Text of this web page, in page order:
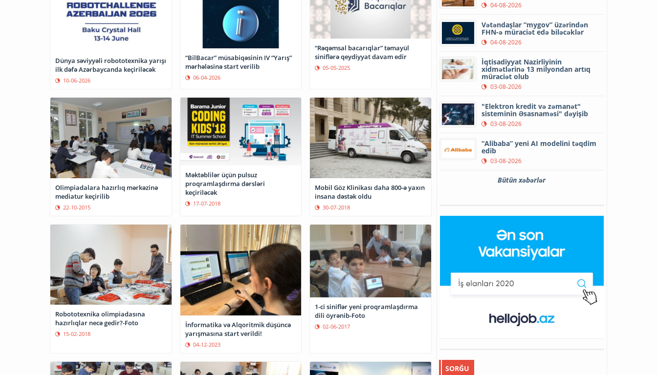
Dünya səviyyəli robototexnika yarışı
ilk dəfə Azərbaycanda keçiriləcək
10-06-2026
“BilBacar” müsabiqəsinin IV “Yarış”
mərhələsinə start verilib
06-04-2026
“Rəqəmsal bacarıqlar” təmayül
siniflərə qeydiyyat davam edir
05-05-2025
Olimpiadalara hazırlıq mərkəzinə
mediatur keçirilib
22-10-2015
Məktəblilər üçün pulsuz
proqramlaşdırma dərsləri
keçiriləcək
17-07-2018
Mobil Göz Klinikası daha 800-ə yaxın
insana dəstək oldu
30-07-2018
Robototexnika olimpiadasına
hazırlıqlar necə gedir?-Foto
15-02-2018
İnformatika və Alqoritmik düşüncə
yarışmasına start verildi!
04-12-2023
1-ci siniflər yeni proqramlaşdırma
dili öyrənib-Foto
02-06-2017
04-08-2026
Vətəndaşlar “mygov” üzərindən
FHN-ə müraciət edə biləcəklər
04-08-2026
İqtisadiyyat Nazirliyinin
xidmətlərinə 13 milyondan artıq
müraciət olub
03-08-2026
"Elektron kredit və zəmanət"
sisteminin Əsasnaməsi" dəyişib
03-08-2026
“Alibaba” yeni AI modelini təqdim
edib
03-08-2026
Bütün xəbərlər
SORĞU